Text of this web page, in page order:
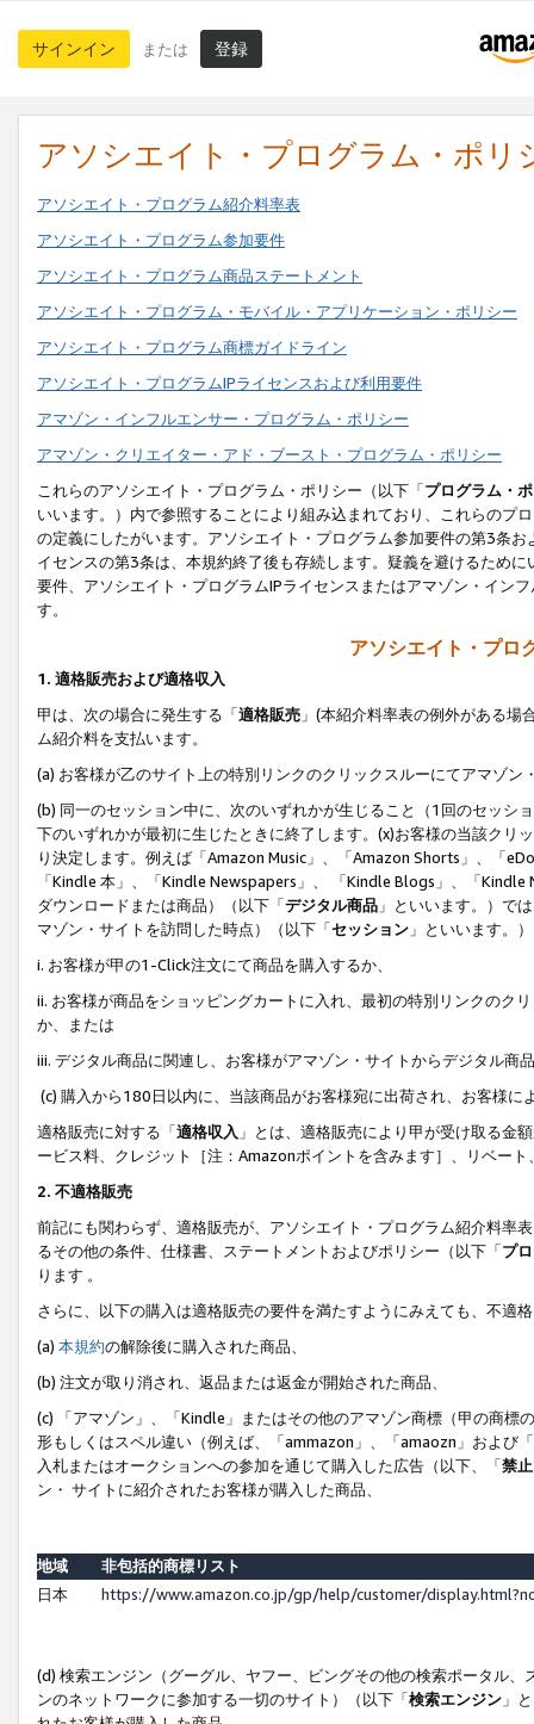
サインイン または 登録
アソシエイト・プログラム・ポリ
アソシエイト・プログラム紹介料率表
アソシエイト・プログラム参加要件
アソシエイト・プログラム商品ステートメント
アソシエイト・プログラム・モバイル・アプリケーション・ポリシー
アソシエイト・プログラム商標ガイドライン
アソシエイト・プログラムIPライセンスおよび利用要件
アマゾン・インフルエンサー・プログラム・ポリシー
アマゾン・クリエイター・アド・ブースト・プログラム・ポリシー
これらのアソシエイト・プログラム・ポリシー（以下「プログラム・
いいます。）内で参照することにより組み込まれており、これらのプ
の定義にしたがいます。アソシエイト・プログラム参加要件の第3条
イセンスの第3条は、本規約終了後も存続します。疑義を避けるため
要件、アソシエイト・プログラムIPライセンスまたはアマゾン・イン
す。
アソシエイト・プロ
1. 適格販売および適格収入
甲は、次の場合に発生する「適格販売 」(本紹介料率表の例外がある
ム紹介料を支払います。
(a) お客様が乙のサイト上の特別リンクのクリックスルーにてアマゾン
(b) 同一のセッション中に、次のいずれかが生じること（1回のセッシ
下のいずれかが最初に生じたときに終了します。(x)お客様の当該ク
り決定します。例えば「Amazon Music」、「Amazon Shorts」、「
「Kindle 本」、「Kindle Newspapers」、 「Kindle Blogs」、「
ダウンロードまたは商品）（以下「デジタル商品 」といいます。）で
マゾン・サイトを訪問した時点）（以下「セッション 」といいます。
i. お客様が甲の1-Click注文にて商品を購入するか、
ii. お客様が商品をショッピングカートに入れ、最初の特別リンクのク
か、または
iii. デジタル商品に関連し、お客様がアマゾン・サイトからデジタル
(c) 購入から180日以内に、当該商品がお客様宛に出荷され、お客様
適格販売に対する「適格収入 」とは、適格販売により甲が受け取る金
ービス料、クレジット［注：Amazonポイントを含みます］、リベー
2. 不適格販売
前記にも関わらず、適格販売が、アソシエイト・プログラム紹介料率
るその他の条件、仕様書、ステートメントおよびポリシー（以下「プ
ります 。
さらに、以下の購入は適格販売の要件を満たすようにみえても、不適
(a) 本規約の解除後に購入された商品、
(b) 注文が取り消され、返品または返金が開始された商品、
(c) 「アマゾン」、「Kindle」またはその他のアマゾン商標（甲の商
形もしくはスペル違い（例えば、「ammazon」、「amaozn」および
入札またはオークションへの参加を通じて購入した広告（以下、「禁
ン・ サイトに紹介されたお客様が購入した商品、
地域
非包括的商標リスト
日本
https://www.amazon.co.jp/gp/help/customer/
(d) 検索エンジン（グーグル、ヤフー、ビングその他の検索ポータル
ンのネットワークに参加する一切のサイト）（以下「検索エンジン 」